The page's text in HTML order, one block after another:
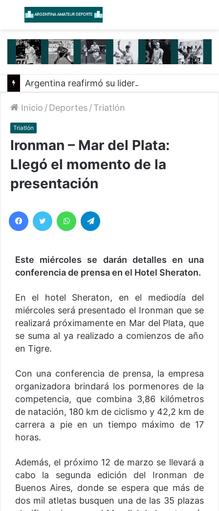
Menú
Inicio /Deportes/Triatlón
Triatlón
Ironman – Mar del Plata:
Llegó el momento de la
presentación
Este miércoles se darán detalles en una
conferencia de prensa en el Hotel Sheraton.
En el hotel Sheraton, en el mediodía del
miércoles será presentado el Ironman que se
realizará próximamente en Mar del Plata, que
se suma al ya realizado a comienzos de año
en Tigre.
Con una conferencia de prensa, la empresa
organizadora brindará los pormenores de la
competencia, que combina 3,86 kilómetros
de natación, 180 km de ciclismo y 42,2 km de
carrera a pie en un tiempo máximo de 17
horas.
Además, el próximo 12 de marzo se llevará a
cabo la segunda edición del Ironman de
Buenos Aires, donde se espera que más de
dos mil atletas busquen una de las 35 plazas